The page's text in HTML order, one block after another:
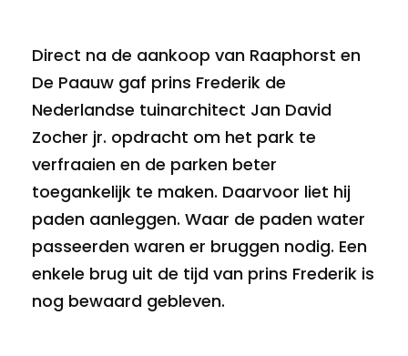
Direct na de aankoop van Raaphorst en
De Paauw gaf prins Frederik de
Nederlandse tuinarchitect Jan David
Zocher jr. opdracht om het park te
verfraaien en de parken beter
toegankelijk te maken. Daarvoor liet hij
paden aanleggen. Waar de paden water
passeerden waren er bruggen nodig. Een
enkele brug uit de tijd van prins Frederik is
nog bewaard gebleven.